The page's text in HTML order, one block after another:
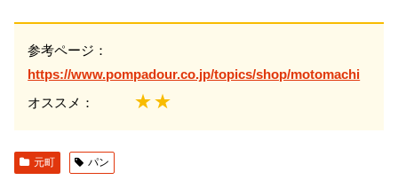
参考ページ：
https://www.pompadour.co.jp/topics/shop/motomachi
オススメ： ★★
元町 パン